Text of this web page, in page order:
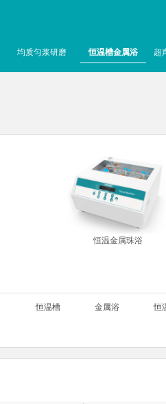
均质匀浆研磨 恒温槽金属浴 超
恒温金属珠浴
恒温槽 金属浴 恒